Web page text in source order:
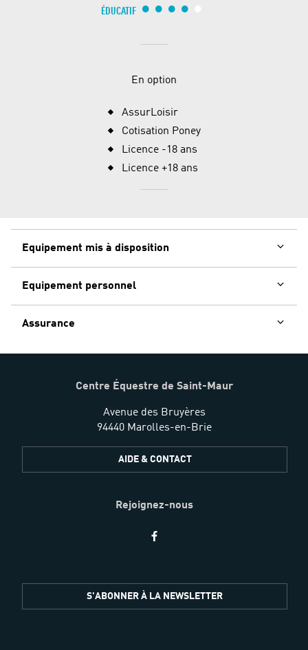
ÉDUCATIF
En option
AssurLoisir
Cotisation Poney
Licence -18 ans
Licence +18 ans
Equipement mis à disposition
Equipement personnel
Assurance
Centre Équestre de Saint-Maur
Avenue des Bruyères
94440 Marolles-en-Brie
AIDE & CONTACT
Rejoignez-nous
informés
S'ABONNER À LA NEWSLETTER